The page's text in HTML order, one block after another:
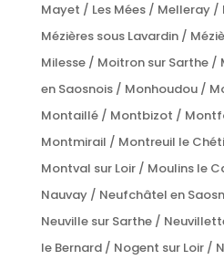
Mayet / Les Mées / Melleray
Mézières sous Lavardin /
Milesse / Moitron sur Sarthe /
en Saosnois / Monhoudou /
Montaillé / Montbizot /
Montmirail / Montreuil le
Montval sur Loir / Moulins le
Nauvay / Neufchâtel en
Neuville sur Sarthe /
le Bernard / Nogent sur Loir /